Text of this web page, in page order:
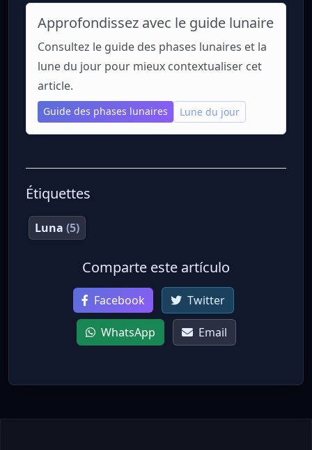
Approfondissez avec le guide lunaire
Consultez le guide des phases lunaires et la
lune du jour pour mieux contextualiser cet
article.
Guide des phases lunaires Lune du jour
Étiquettes
Luna (5)
Comparte este artículo
Facebook Twitter
WhatsApp Email